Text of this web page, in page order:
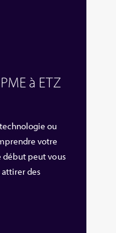
à ETZ
ou
votre
peut vous
des